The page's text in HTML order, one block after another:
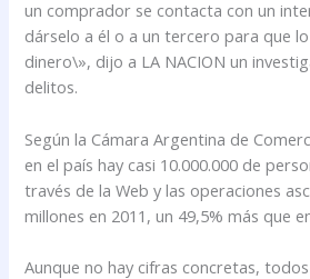
un comprador se contacta con un
dárselo a él o a un tercero para que
dinero\», dijo a LA NACION un
delitos.
Según la Cámara Argentina de
en el país hay casi 10.000.000 de
través de la Web y las operaciones
millones en 2011, un 49,5% más que
Aunque no hay cifras concretas,